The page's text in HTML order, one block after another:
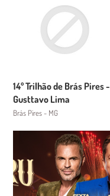
14º Trilhão de Brás Pires -
Gusttavo Lima
Brás Pires - MG